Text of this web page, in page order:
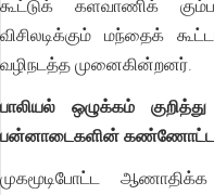
கூட்டுக் களவாணிக்
விசிலடிக்கும் மந்தைக்
வழிநடத்த முனைகின்றனர்.
பாலியல் ஒழுக்கம்
பன்னாடைகளின்
முகமூடிபோட்ட